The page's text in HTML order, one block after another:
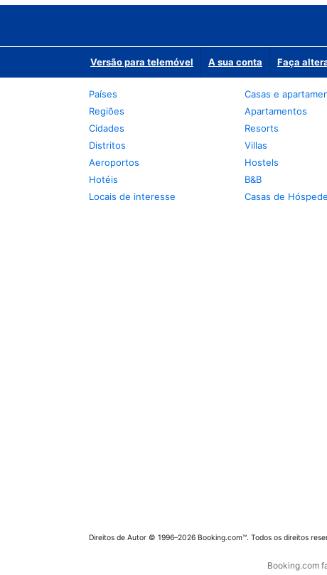
Versão para telemóvel A sua conta Faça
Países
Regiões
Cidades
Distritos
Aeroportos
Hotéis
Locais de interesse
Casas e
Apartamentos
Resorts
Villas
Hostels
B&B
Casas de
Direitos de Autor © 1996–2026 Booking.com™. Todos os direitos
Booking.com